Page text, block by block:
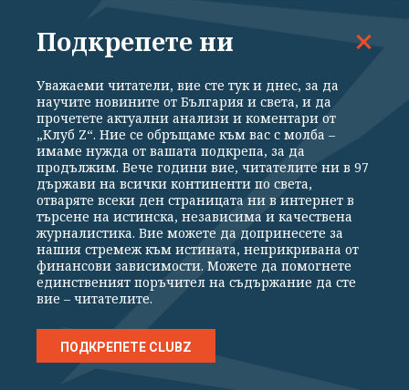
Муцунски: Идеята за промяна на
конституцията на РСМ е политически
неприемлива
06.08.2026
Законът за „вечните изроди“: Кремъл
узаконява извънсъдебното лишаване от
права
06.08.2026
С разбит череп, черен и бял дроб...
Всички обвиняеми за убийството на
Младежкия хълм са непълнолетни
Подкрепете ни
Уважаеми читатели, вие сте тук и днес, за да
научите новините от България и света, и да
прочетете актуални анализи и коментари от
„Клуб Z“. Ние се обръщаме към вас с молба –
имаме нужда от вашата подкрепа, за да
продължим. Вече години вие, читателите ни в 97
държави на всички континенти по света,
отваряте всеки ден страницата ни в интернет в
търсене на истинска, независима и качествена
журналистика. Вие можете да допринесете за
нашия стремеж към истината, неприкривана от
финансови зависимости. Можете да помогнете
единственият поръчител на съдържание да сте
вие – читателите.
ПОДКРЕПЕТЕ CLUBZ